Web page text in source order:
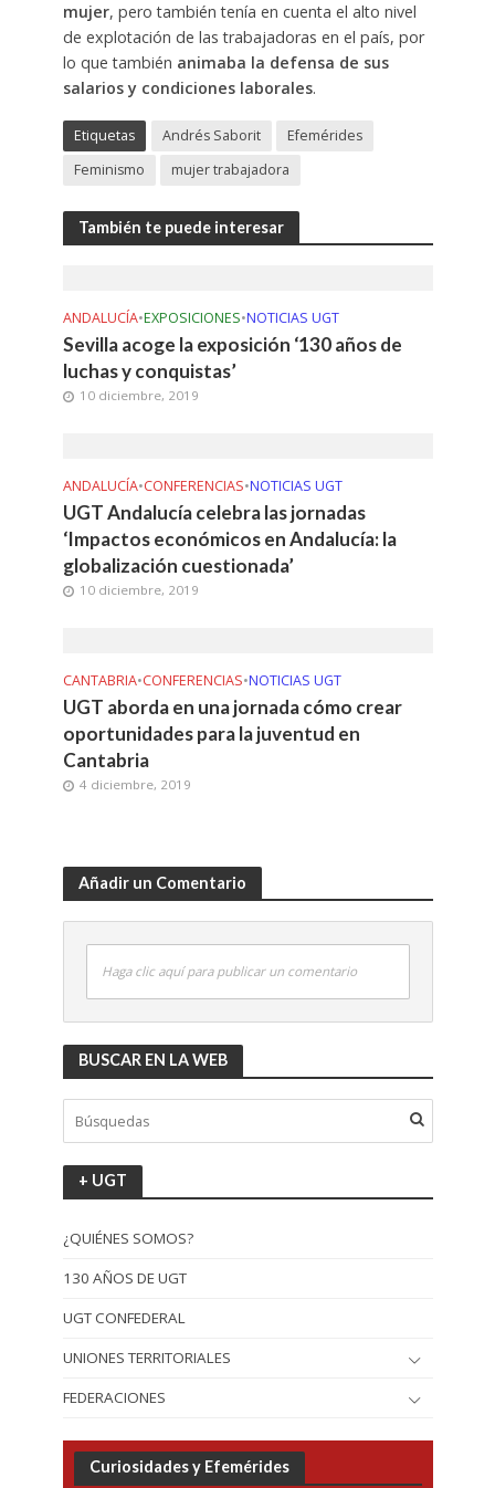
mujer, pero también tenía en cuenta el alto nivel
de explotación de las trabajadoras en el país, por
lo que también animaba la defensa de sus
salarios y condiciones laborales.
Etiquetas Andrés Saborit
Efemérides
Feminismo
mujer trabajadora
También te puede interesar
ANDALUCÍA•EXPOSICIONES•NOTICIAS UGT
Sevilla acoge la exposición ‘130 años de
luchas y conquistas’
10 diciembre, 2019
ANDALUCÍA•CONFERENCIAS•NOTICIAS UGT
UGT Andalucía celebra las jornadas
‘Impactos económicos en Andalucía: la
globalización cuestionada’
10 diciembre, 2019
CANTABRIA•CONFERENCIAS•NOTICIAS UGT
UGT aborda en una jornada cómo crear
oportunidades para la juventud en
Cantabria
4 diciembre, 2019
Añadir un Comentario
Haga clic aquí para publicar un comentario
BUSCAR EN LA WEB
+ UGT
¿QUIÉNES SOMOS?
130 AÑOS DE UGT
UGT CONFEDERAL
UNIONES TERRITORIALES
FEDERACIONES
Curiosidades y Efemérides